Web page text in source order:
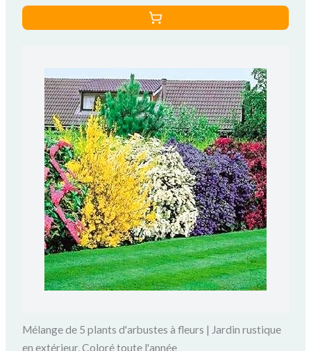
Mélange de 5 plants d'arbustes à fleurs | Jardin rustique
en extérieur, Coloré toute l'année